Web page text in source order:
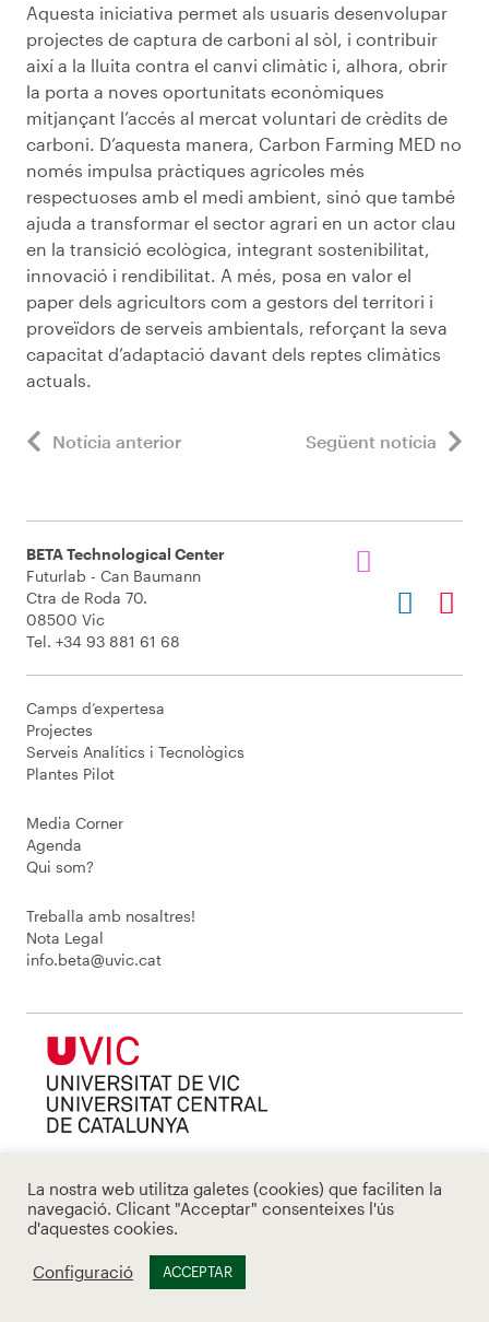
Aquesta iniciativa permet als usuaris desenvolupar
projectes de captura de carboni al sòl, i contribuir
així a la lluita contra el canvi climàtic i, alhora, obrir
la porta a noves oportunitats econòmiques
mitjançant l’accés al mercat voluntari de crèdits de
carboni. D’aquesta manera, Carbon Farming MED no
només impulsa pràctiques agrícoles més
respectuoses amb el medi ambient, sinó que també
ajuda a transformar el sector agrari en un actor clau
en la transició ecològica, integrant sostenibilitat,
innovació i rendibilitat. A més, posa en valor el
paper dels agricultors com a gestors del territori i
proveïdors de serveis ambientals, reforçant la seva
capacitat d’adaptació davant dels reptes climàtics
actuals.
Notícia anterior Següent notícia
BETA Technological Center
Futurlab - Can Baumann
Ctra de Roda 70.
08500 Vic
Tel. +34 93 881 61 68
Camps d’expertesa
Projectes
Serveis Analítics i Tecnològics
Plantes Pilot
Media Corner
Agenda
Qui som?
Treballa amb nosaltres!
Nota Legal
info.beta@uvic.cat
La nostra web utilitza galetes (cookies) que faciliten la
navegació. Clicant "Acceptar" consenteixes l'ús
d'aquestes cookies.
Configuració ACCEPTAR